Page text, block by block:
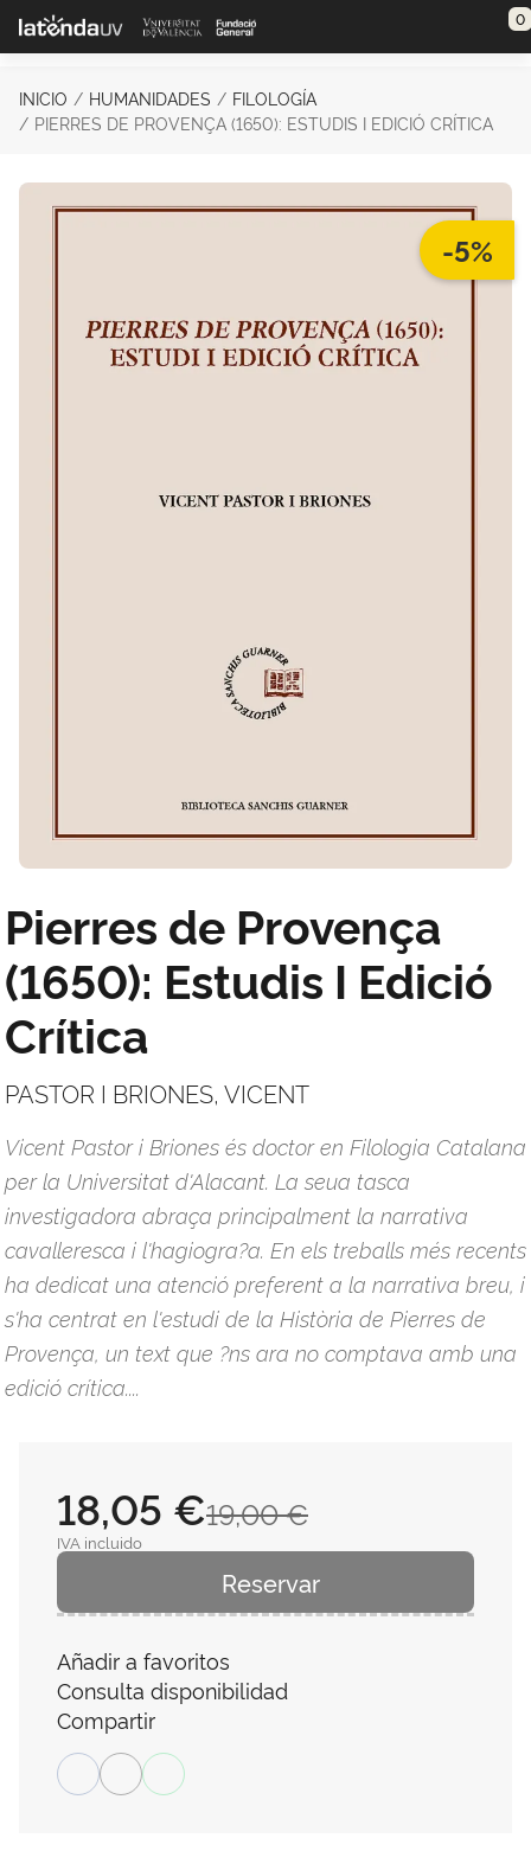
Saltar al contenido principal 0
INICIO HUMANIDADES
FILOLOGÍA
PIERRES DE PROVENÇA (1650): ESTUDIS I EDICIÓ CRÍTICA
-5%
Pierres de Provença
(1650): Estudis I Edició
Crítica
PASTOR I BRIONES, VICENT
Vicent Pastor i Briones és doctor en Filologia Catalana
per la Universitat d'Alacant. La seua tasca
investigadora abraça principalment la narrativa
cavalleresca i l'hagiogra?a. En els treballs més recents
ha dedicat una atenció preferent a la narrativa breu, i
s'ha centrat en l'estudi de la Història de Pierres de
Provença, un text que ?ns ara no comptava amb una
edició crítica....
19,00 €
18,05 €
IVA incluido
Reservar
Añadir a favoritos
Consulta disponibilidad
Compartir